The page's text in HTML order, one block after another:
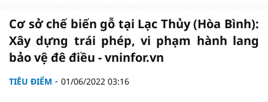
Cơ sở chế biến gỗ tại Lạc Thủy (Hòa Bình):
Xây dựng trái phép, vi phạm hành lang
bảo vệ đê điều - vninfor.vn
TIÊU ĐIỂM 01/06/2022 03:16